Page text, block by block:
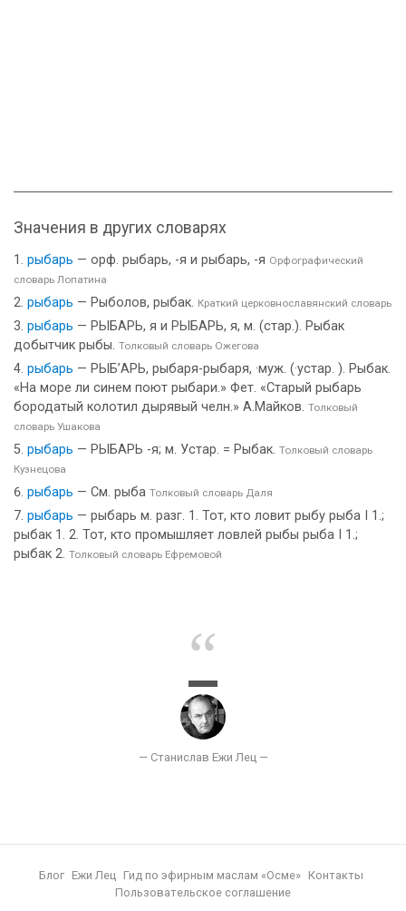
Значения в других словарях
рыбарь — орф. рыбарь, -я и рыбарь, -я Орфографический
словарь Лопатина
рыбарь — Рыболов, рыбак. Краткий церковнославянский словарь
рыбарь — РЫБАРЬ, я и РЫБАРЬ, я, м. (стар.). Рыбак
добытчик рыбы. Толковый словарь Ожегова
рыбарь — РЫБ’АРЬ, рыбаря-рыбаря, ·муж. (·устар. ). Рыбак.
«На море ли синем поют рыбари.» Фет. «Старый рыбарь
бородатый колотил дырявый челн.» А.Майков. Толковый
словарь Ушакова
рыбарь — РЫБАРЬ -я; м. Устар. = Рыбак. Толковый словарь
Кузнецова
рыбарь — См. рыба Толковый словарь Даля
рыбарь — рыбарь м. разг. 1. Тот, кто ловит рыбу рыба I 1.;
рыбак 1. 2. Тот, кто промышляет ловлей рыбы рыба I 1.;
рыбак 2. Толковый словарь Ефремовой
Блог Ежи Лец Гид по эфирным маслам «Осме»
Контакты
Пользовательское соглашение